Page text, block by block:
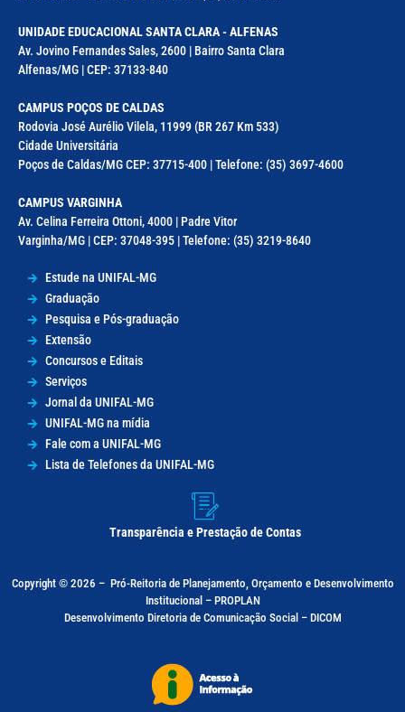
UNIDADE EDUCACIONAL SANTA CLARA - ALFENAS
Av. Jovino Fernandes Sales, 2600 | Bairro Santa Clara
Alfenas/MG | CEP: 37133-840
CAMPUS POÇOS DE CALDAS
Rodovia José Aurélio Vilela, 11999 (BR 267 Km 533)
Cidade Universitária
Poços de Caldas/MG CEP: 37715-400 | Telefone: (35) 3697-4600
CAMPUS VARGINHA
Av. Celina Ferreira Ottoni, 4000 | Padre Vitor
Varginha/MG | CEP: 37048-395 | Telefone: (35) 3219-8640
Estude na UNIFAL-MG
Graduação
Pesquisa e Pós-graduação
Extensão
Concursos e Editais
Serviços
Jornal da UNIFAL-MG
UNIFAL-MG na mídia
Fale com a UNIFAL-MG
Lista de Telefones da UNIFAL-MG
Transparência e Prestação de Contas
Copyright © 2026 – Pró-Reitoria de Planejamento, Orçamento e Desenvolvimento
Institucional – PROPLAN
Desenvolvimento Diretoria de Comunicação Social – DICOM